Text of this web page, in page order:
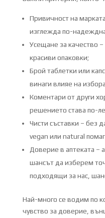
Привичност на
изглежда по-
Усещане за качество
красиви опаковки;
Брой таблетки или
винаги влияе на
Коментари от други
решението става по-
Чисти съставки – без
vegan или natural
Доверие в аптеката –
шансът да изберем
подходящи за нас,
Най-много се водим по
чувство за доверие,